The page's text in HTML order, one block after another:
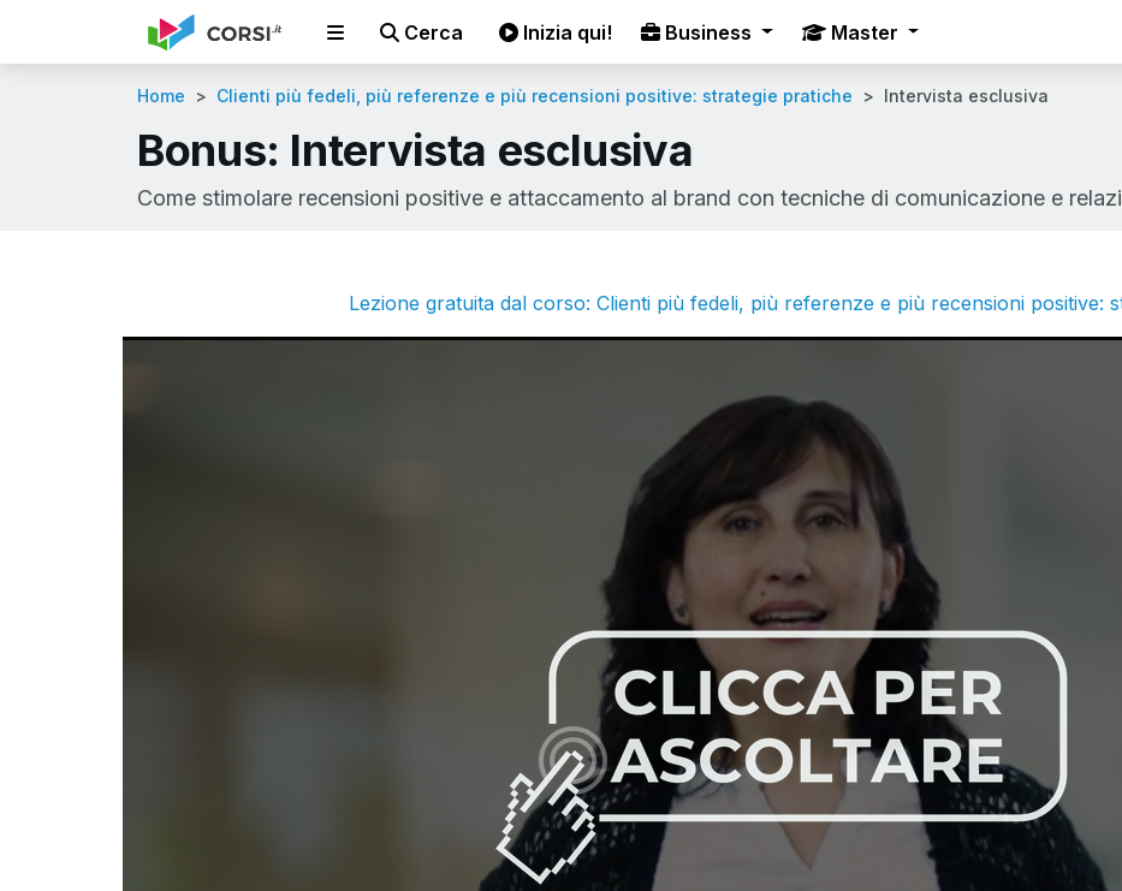
Cerca Inizia qui! Business Master
Home Clienti più fedeli, più referenze e più recensioni positive: strategie pratiche Intervista esclusiva
Bonus: Intervista esclusiva
Come stimolare recensioni positive e attaccamento al brand con tecniche di comunicazione e
Lezione gratuita dal corso: Clienti più fedeli, più referenze e più recensioni positive: